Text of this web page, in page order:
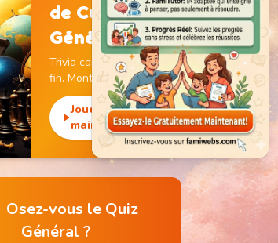
de Culture
Générale
Trivia captivant sans
fin. Monte de niveau,
gagne des pièces et
débloque des
monuments
emblématiques.
Jouer
maintenant
Osez-vous le Quiz
Général ?